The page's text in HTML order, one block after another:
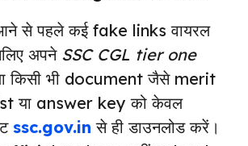
से पहले कई fake links वायरल
अपने SSC CGL tier one
किसी भी document जैसे merit
या answer key को केवल
ssc.gov.in से ही डाउनलोड करें।